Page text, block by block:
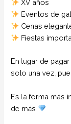
XV años
Eventos de
Cenas
Fiestas
En lugar de
solo una vez,
Es la forma más
de más